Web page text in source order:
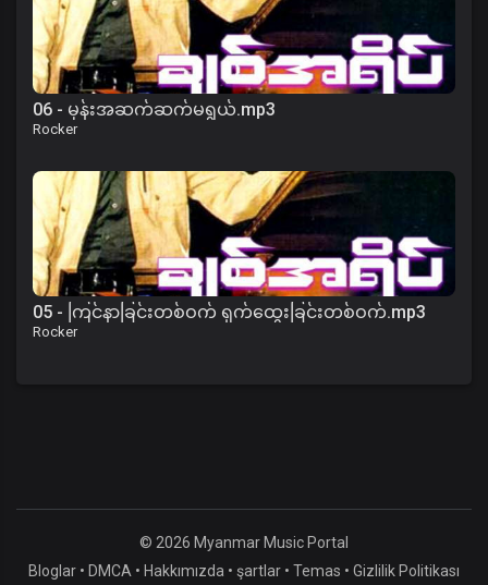
06 - မုန်းအဆက်ဆက်မရွယ်.mp3
Rocker
05 - ကြင်နာခြင်းတစ်ဝက် ရှက်ထွေးခြင်းတစ်ဝက်.mp3
Rocker
© 2026 Myanmar Music Portal
Bloglar • DMCA • Hakkımızda • şartlar • Temas • Gizlilik Politikası